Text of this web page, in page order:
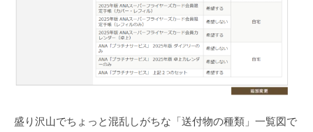
盛り沢山でちょっと混乱しがちな「送付物の種類」一覧図で